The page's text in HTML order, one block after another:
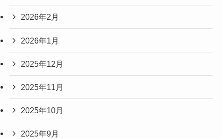
2026年2月
2026年1月
2025年12月
2025年11月
2025年10月
2025年9月